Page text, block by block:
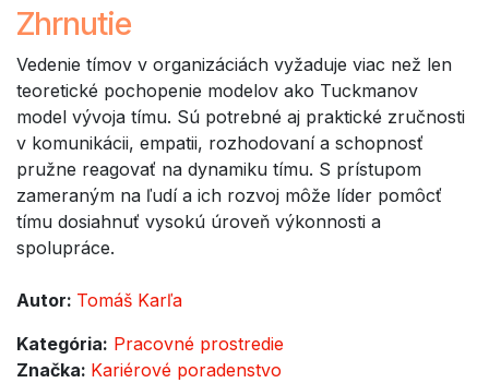
Zhrnutie
Vedenie tímov v organizáciách vyžaduje viac než len
teoretické pochopenie modelov ako Tuckmanov
model vývoja tímu. Sú potrebné aj praktické zručnosti
v komunikácii, empatii, rozhodovaní a schopnosť
pružne reagovať na dynamiku tímu. S prístupom
zameraným na ľudí a ich rozvoj môže líder pomôcť
tímu dosiahnuť vysokú úroveň výkonnosti a
spolupráce.
Autor: Tomáš Karľa
Kategória: Pracovné prostredie
Značka: Kariérové poradenstvo